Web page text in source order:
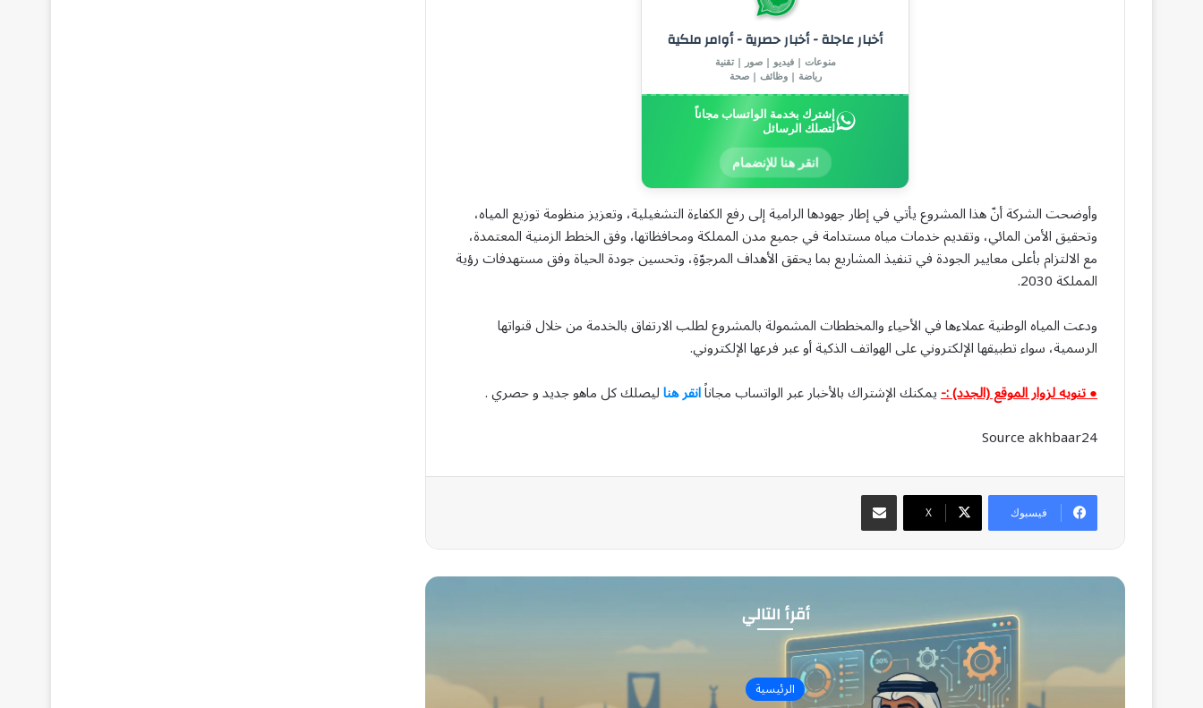
أخبار عاجلة - أخبار حصرية - أوامر ملكية
منوعات | فيديو | صور | تقنية
رياضة | وظائف | صحة
إشترك بخدمة الواتساب مجاناً
لتصلك الرسائل
انقر هنا للإنضمام
وأوضحت الشركة أنّ هذا المشروع يأتي في إطار جهودها الرامية إلى رفع الكفاءة التشغيلية، وتعزيز منظومة توزيع المياه،
وتحقيق الأمن المائي، وتقديم خدمات مياه مستدامة في جميع مدن المملكة ومحافظاتها، وفق الخطط الزمنية المعتمدة،
مع الالتزام بأعلى معايير الجودة في تنفيذ المشاريع بما يحقق الأهداف المرجوّةِ، وتحسين جودة الحياة وفق مستهدفات رؤية
المملكة 2030.
ودعت المياه الوطنية عملاءها في الأحياء والمخططات المشمولة بالمشروع لطلب الارتفاق بالخدمة من خلال قنواتها
الرسمية، سواء تطبيقها الإلكتروني على الهواتف الذكية أو عبر فرعها الإلكتروني.
● تنويه لزوار الموقع (الجدد) :-يمكنك الإشتراك بالأخبار عبر الواتساب مجاناًانقر هناليصلك كل ماهو جديد و حصري .
Source akhbaar24
فيسبوك ‫X
مشاركة عبر البريد
أقرأ التالي
الرئيسية